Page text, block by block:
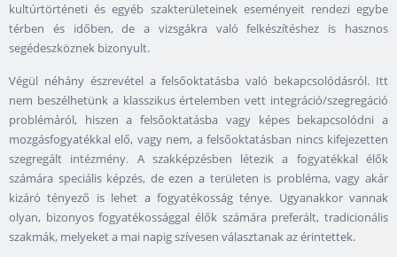
kultúrtörténeti és egyéb szakterületeinek eseményeit rendezi egybe
térben és időben, de a vizsgákra való felkészítéshez is hasznos
segédeszköznek bizonyult.
Végül néhány észrevétel a felsőoktatásba való bekapcsolódásról. Itt
nem beszélhetünk a klasszikus értelemben vett integráció/szegregáció
problémáról, hiszen a felsőoktatásba vagy képes bekapcsolódni a
mozgásfogyatékkal elő, vagy nem, a felsőoktatásban nincs kifejezetten
szegregált intézmény. A szakképzésben létezik a fogyatékkal élők
számára speciális képzés, de ezen a területen is probléma, vagy akár
kizáró tényező is lehet a fogyatékosság ténye. Ugyanakkor vannak
olyan, bizonyos fogyatékossággal élők számára preferált, tradicionális
szakmák, melyeket a mai napig szívesen választanak az érintettek.